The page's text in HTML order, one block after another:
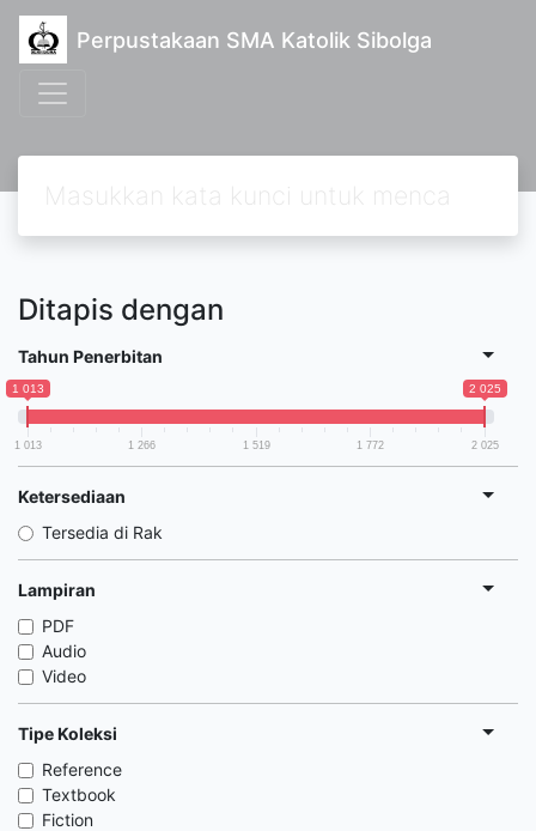
Perpustakaan SMA Katolik Sibolga
Ditapis dengan
Tahun Penerbitan
1 013 2 025
1 013 1 266 1 519 1 772 2 025
Ketersediaan
Tersedia di Rak
Lampiran
PDF
Audio
Video
Tipe Koleksi
Reference
Textbook
Fiction